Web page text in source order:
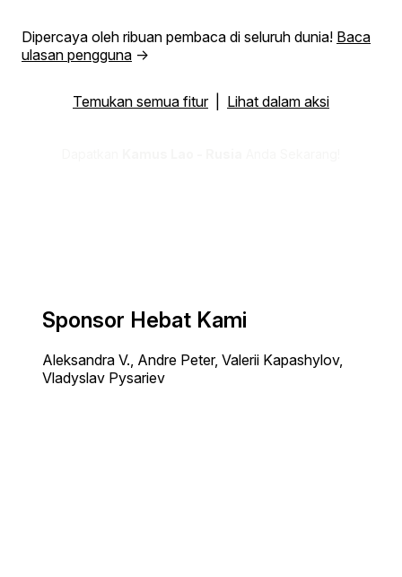
Dipercaya oleh ribuan pembaca di seluruh dunia! Baca
ulasan pengguna →
Temukan semua fitur| Lihat dalam aksi
Sponsor Hebat Kami
Aleksandra V., Andre Peter, Valerii Kapashylov,
Vladyslav Pysariev